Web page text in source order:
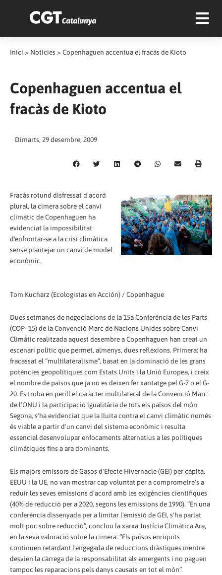
Inici > Notícies > Copenhaguen accentua el fracàs de Kioto
Copenhaguen accentua el
fracàs de Kioto
Dimarts, 29 desembre, 2009
Fracàs rotund disfressat d'acord
plural, la cimera sobre el canvi
climàtic de Copenhaguen ha
evidenciat la impossibilitat
d'enfrontar-se a la crisi climàtica
sense plantejar un canvi de model
econòmic.
Tom Kucharz (Ecologistas en Acción) / Copenhague
Dues setmanes de negociacions de la 15a Conferència de les Parts
(COP- 15) de la Convenció Marc de Nacions Unides sobre Canvi
Climàtic realitzada aquest desembre a Copenhaguen han creat un
escenari polític que permet, almenys, dues reflexions. Primera: ha
fracassat el “multilateralisme”, basat en la dominació de les grans
potències geopolítiques com Estats Units i la Unió Europea, i creix
el nombre de països que ja no es deixen fer xantatge pel G-7 o el G-
20. Es troba en perill el caràcter multilateral de la Convenció Marc
de l'ONU i la participació igualitària de tots els països del món.
Segona, s'ha evidenciat que la lluita contra el canvi climàtic només
és viable a partir d'un canvi del sistema econòmic i resulta
essencial desenvolupar enfocaments alternatius a les polítiques
climàtiques fins a ara dominants.
Els majors emissors de Gasos d'Efecte Hivernacle (GEI) per cápita,
EEUU i la UE, no van mostrar cap voluntat per a comprometre's a
reduir les seves emissions d'acord amb les exigències científiques
(40% de reducció per a 2020, segons les emissions de 1990). “En una
conferència dissenyada per a limitar l'emissió de GEI, s'ha parlat
molt poc sobre reducció”, conclou la xarxa Justícia Climàtica Ara,
en la seva valoració sobre la cimera: “Els països enriquits
continuen retardant l'engegada de reduccions dràstiques mentre
desvien la càrrega de la responsabilitat als emergents i no paguen
tampoc les reparacions pels danys causats en tot el món”.